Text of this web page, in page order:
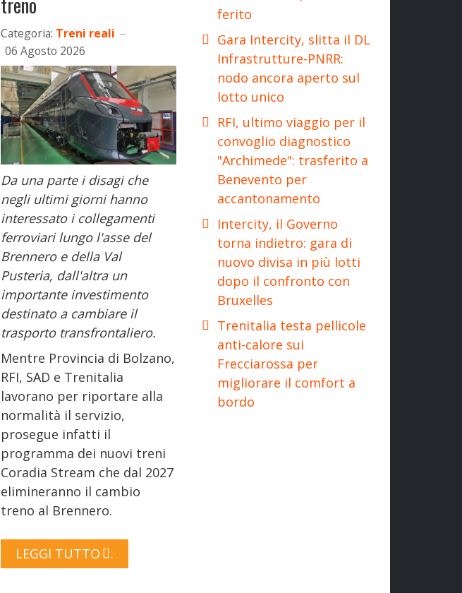
Categoria: Treni reali
06 Agosto 2026
Da una parte i disagi che
negli ultimi giorni hanno
interessato i collegamenti
ferroviari lungo l'asse del
Brennero e della Val
Pusteria, dall'altra un
importante investimento
destinato a cambiare il
trasporto transfrontaliero.
Mentre Provincia di Bolzano,
RFI, SAD e Trenitalia
lavorano per riportare alla
normalità il servizio,
prosegue infatti il
programma dei nuovi treni
Coradia Stream che dal 2027
elimineranno il cambio
treno al Brennero.
LEGGI TUTTO …
ferito
Gara Intercity, slitta il DL
Infrastrutture-PNRR:
nodo ancora aperto sul
lotto unico
RFI, ultimo viaggio per il
convoglio diagnostico
"Archimede": trasferito a
Benevento per
accantonamento
Intercity, il Governo
torna indietro: gara di
nuovo divisa in più lotti
dopo il confronto con
Bruxelles
Trenitalia testa pellicole
anti-calore sui
Frecciarossa per
migliorare il comfort a
bordo